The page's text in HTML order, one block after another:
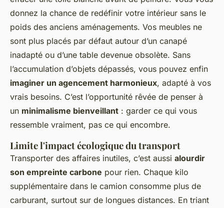
donnez la chance de redéfinir votre intérieur sans le
poids des anciens aménagements. Vos meubles ne
sont plus placés par défaut autour d’un canapé
inadapté ou d’une table devenue obsolète. Sans
l’accumulation d’objets dépassés, vous pouvez enfin
imaginer un agencement harmonieux, adapté à vos
vrais besoins. C’est l’opportunité rêvée de penser à
un minimalisme bienveillant : garder ce qui vous
ressemble vraiment, pas ce qui encombre.
Limite l'impact écologique du transport
Transporter des affaires inutiles, c’est aussi alourdir
son empreinte carbone pour rien. Chaque kilo
supplémentaire dans le camion consomme plus de
carburant, surtout sur de longues distances. En triant